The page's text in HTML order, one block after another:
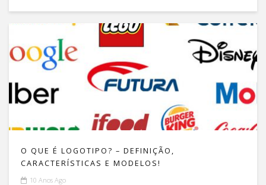
O QUE É LOGOTIPO? – DEFINIÇÃO,
CARACTERÍSTICAS E MODELOS!
10 Anos Ago